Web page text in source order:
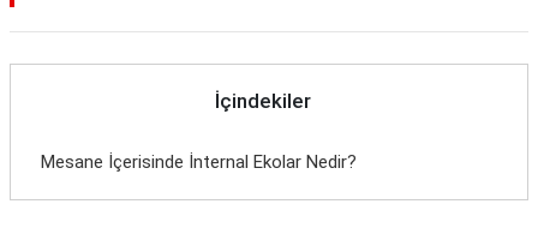
İçindekiler
Mesane İçerisinde İnternal Ekolar Nedir?